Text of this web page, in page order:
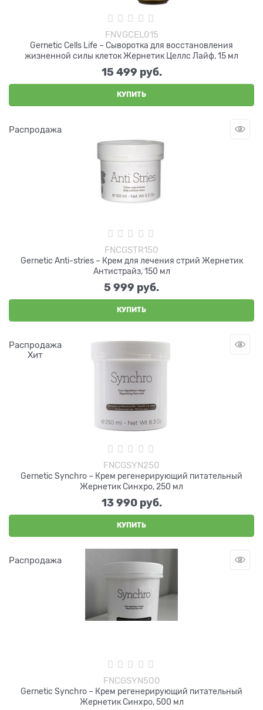
FNVGCEL015
Gernetic Cells Life – Сыворотка для восстановления
жизненной силы клеток Жернетик Целлс Лайф, 15 мл
15 499 руб.
КУПИТЬ
Распродажа
FNCGSTR150
Gernetic Anti-stries – Крем для лечения стрий Жернетик
Антистрайз, 150 мл
5 999 руб.
КУПИТЬ
Распродажа
Хит
FNCGSYN250
Gernetic Synchro – Крем регенерирующий питательный
Жернетик Синхро, 250 мл
13 990 руб.
КУПИТЬ
Распродажа
FNCGSYN500
Gernetic Synchro – Крем регенерирующий питательный
Жернетик Синхро, 500 мл